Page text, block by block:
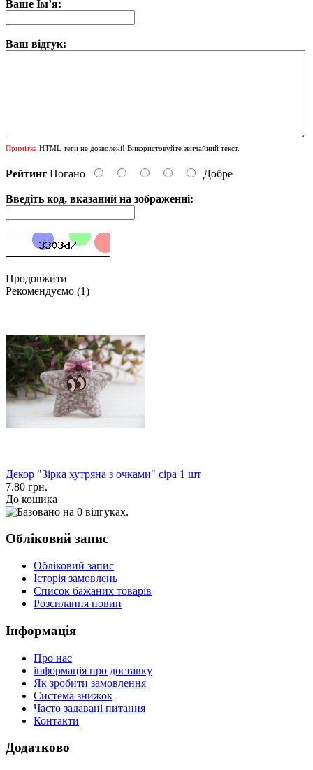
Ваше Ім’я:
Ваш відгук:
Примітка:HTML теги не дозволені! Використовуйте звичайний текст.
Рейтинг Погано Добре
Введіть код, вказаний на зображенні:
Продовжити
Рекомендуємо (1)
Декор "Зірка хутряна з очками" сіра 1 шт
7.80 грн.
До кошика
Обліковий запис
Обліковий запис
Історія замовлень
Список бажаних товарів
Розсилання новин
Інформація
Про нас
інформація про доставку
Як зробити замовлення
Система знижок
Часто задавані питання
Контакти
Додатково